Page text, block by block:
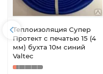
Теплоизоляция Супер
Протект с печатью 15 (4
мм) бухта 10м синий
Valtec